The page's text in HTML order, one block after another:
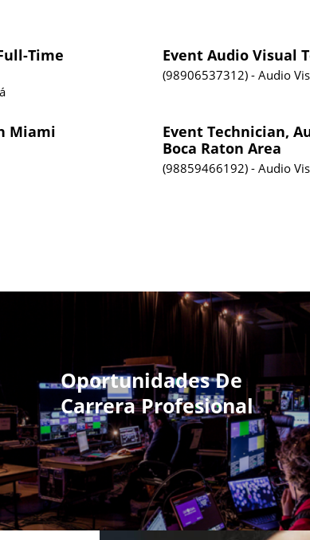
Time
Event Audio Visual
98906537312 Audio
Miami
Event Technician,
Boca Raton Area
98859466192 Audio
Oportunidades De
Carrera Profesional